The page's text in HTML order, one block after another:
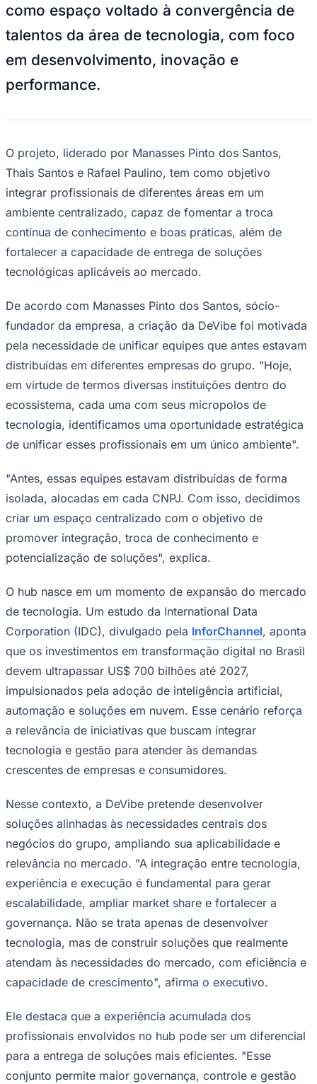
Negócios Regionais
Turismo
Hospitais Estaduais
Cidades da Região
do Bom JesusAraçariguamaCajamarCaieirasFranco da
Para Sua Empresa
Anuncie Regional
Vagas na RegiãoNovo
Hub de Negócios
Guia Comercial
Portal Educacional
Agenda de Vestibulares
Panorama Econômico
Panorama Econômico
Para Sua Empresa
Anuncie no Portal
Verificar EmpresaNovo
Anunciar Vagas
Publicidade Legal
Fórmula 1
UFC
Tênis (ATP)
MLB
Atletismo
Vôlei
Competições de Futebol
Brasileirão Série A
Brasileirão Série B
Copa do Brasil
Libertadores
Sul-Americana
Copa América
Champions League
Premier League
La Liga
Bundesliga
Mundial 2026
como espaço voltado à convergência de
talentos da área de tecnologia, com foco
em desenvolvimento, inovação e
performance.
O projeto, liderado por Manasses Pinto dos Santos,
Thais Santos e Rafael Paulino, tem como objetivo
integrar profissionais de diferentes áreas em um
ambiente centralizado, capaz de fomentar a troca
contínua de conhecimento e boas práticas, além de
fortalecer a capacidade de entrega de soluções
tecnológicas aplicáveis ao mercado.
De acordo com Manasses Pinto dos Santos, sócio-
fundador da empresa, a criação da DeVibe foi motivada
pela necessidade de unificar equipes que antes estavam
distribuídas em diferentes empresas do grupo. "Hoje,
em virtude de termos diversas instituições dentro do
ecossistema, cada uma com seus micropolos de
tecnologia, identificamos uma oportunidade estratégica
de unificar esses profissionais em um único ambiente".
"Antes, essas equipes estavam distribuídas de forma
isolada, alocadas em cada CNPJ. Com isso, decidimos
criar um espaço centralizado com o objetivo de
promover integração, troca de conhecimento e
potencialização de soluções", explica.
O hub nasce em um momento de expansão do mercado
de tecnologia. Um estudo da International Data
Corporation (IDC), divulgado pela InforChannel, aponta
que os investimentos em transformação digital no Brasil
devem ultrapassar US$ 700 bilhões até 2027,
impulsionados pela adoção de inteligência artificial,
automação e soluções em nuvem. Esse cenário reforça
a relevância de iniciativas que buscam integrar
tecnologia e gestão para atender às demandas
crescentes de empresas e consumidores.
Nesse contexto, a DeVibe pretende desenvolver
soluções alinhadas às necessidades centrais dos
negócios do grupo, ampliando sua aplicabilidade e
relevância no mercado. "A integração entre tecnologia,
experiência e execução é fundamental para gerar
escalabilidade, ampliar market share e fortalecer a
governança. Não se trata apenas de desenvolver
tecnologia, mas de construir soluções que realmente
atendam às necessidades do mercado, com eficiência e
capacidade de crescimento", afirma o executivo.
Ele destaca que a experiência acumulada dos
profissionais envolvidos no hub pode ser um diferencial
para a entrega de soluções mais eficientes. "Esse
conjunto permite maior governança, controle e gestão